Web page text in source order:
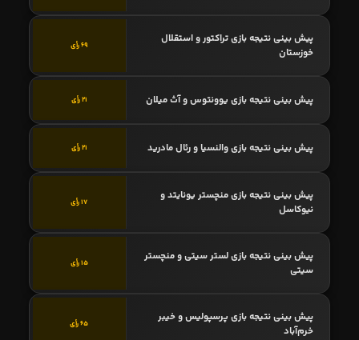
پیش بینی نتیجه بازی تراکتور و استقلال
خوزستان
69 رأی
پیش بینی نتیجه بازی یوونتوس و آث میلان 21 رأی
پیش بینی نتیجه بازی والنسیا و رئال مادرید 21 رأی
پیش بینی نتیجه بازی منچستر یونایتد و
نیوکاسل
17 رأی
پیش بینی نتیجه بازی لستر سیتی و منچستر
سیتی
15 رأی
پیش بینی نتیجه بازی پرسپولیس و خیبر
خرم‌آباد
65 رأی